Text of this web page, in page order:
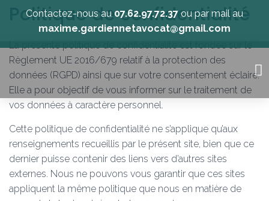
Contactez-nous au 07.62.97.72.37 ou par mail au
maxime.gardiennetavocat@gmail.com
Politique de confidentialité
La présente politique de confidentialité est fondée sur le
Règlement UE 2016/679 relatif à la protection des
données (RGPD) ainsi que sur votre consentement éclairé.
Elle a pour objectif de vous informer sur le traitement de
vos données à caractère personnel.
Cette politique de confidentialité ne s’applique qu’aux
renseignements recueillis par le présent site, bien que ce
dernier puisse contenir des liens vers d’autres sites
externes. Nous ne pouvons vous garantir que ces sites
appliquent la même politique que nous en matière de